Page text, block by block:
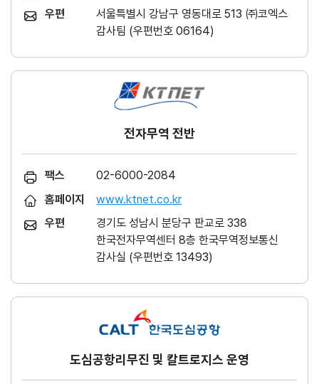
우편
서울특별시 강남구 영동대로 513 ㈜코엑스
감사팀 (우편번호 06164)
전자무역 전반
팩스
02-6000-2084
홈페이지
www.ktnet.co.kr
우편
경기도 성남시 분당구 판교로 338
한국전자무역센터 8층 한국무역정보통신
감사실 (우편번호 13493)
도심공항리무진 및 칼트로지스 운영